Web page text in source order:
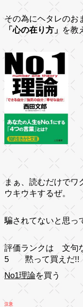
その為にヘタレのお
「心の在り方」 を教
まぁ、読むだけで
ウキウキするぜ。
騙されてないと思っ
評価ランクは 文句
5黙って買えだ!!
No1理論を買う
注意